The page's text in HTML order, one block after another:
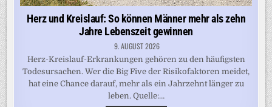
Herz und Kreislauf: So können Männer mehr als zehn
Jahre Lebenszeit gewinnen
9. AUGUST 2026
Herz-Kreislauf-Erkrankungen gehören zu den häufigsten
Todesursachen. Wer die Big Five der Risikofaktoren meidet,
hat eine Chance darauf, mehr als ein Jahrzehnt länger zu
leben. Quelle:…